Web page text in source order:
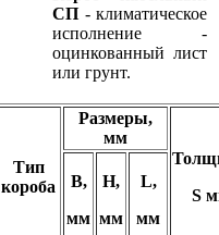
СП - климатическое
исполнение -
оцинкованный лист
или грунт.
Тип
короба
Размеры,
мм
S
В,
мм
Н,
мм
L,
мм